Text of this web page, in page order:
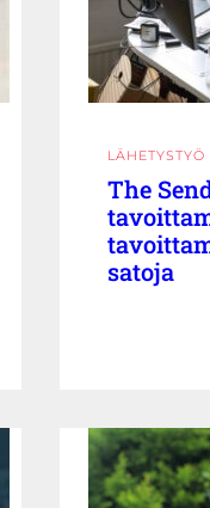
LÄHETYSTYÖ
The
satoja